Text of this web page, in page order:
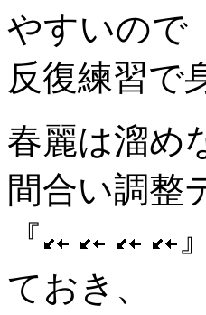
やすいので
反復練習で
春麗は溜め
間合い調整
『
ておき、